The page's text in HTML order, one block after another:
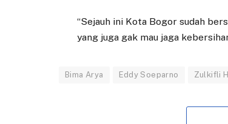
“Sejauh ini Kota Bogor sudah
yang juga gak mau jaga
Bima Arya Eddy Soeparno Zulkifli